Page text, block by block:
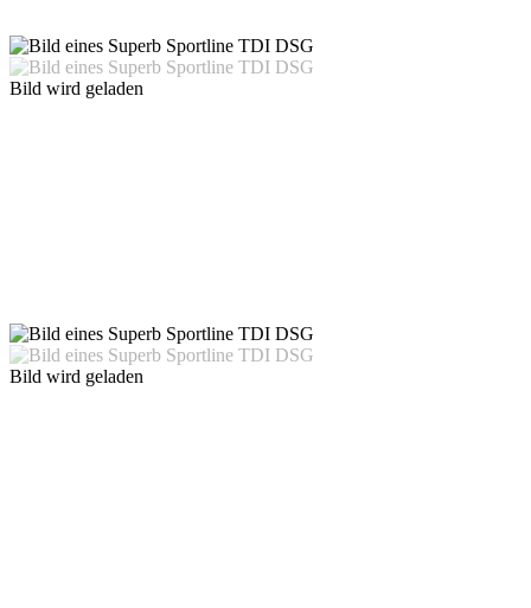
Bild wird geladen
Bild wird geladen